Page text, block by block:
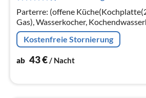
Parterre: (offene
Gas), Wasserkocher,
Espressomaschine, Kühl-/
Kostenfreie Stornierung
ab 43€/ Nacht